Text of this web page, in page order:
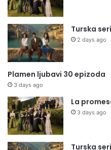
Turska
2 days ago
Plamen ljubavi 30 epizoda
3 days ago
La
3 days ago
Turska